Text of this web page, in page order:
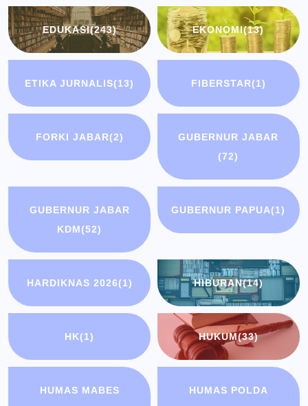
EDUKASI(243) EKONOMI(13)
ETIKA JURNALIS(13) FIBERSTAR(1)
FORKI JABAR(2)
GUBERNUR JABAR
(72)
GUBERNUR JABAR
KDM(52)
GUBERNUR PAPUA(1)
HARDIKNAS 2026(1) HIBURAN(14)
HK(1) HUKUM(33)
HUMAS MABES
HUMAS POLDA